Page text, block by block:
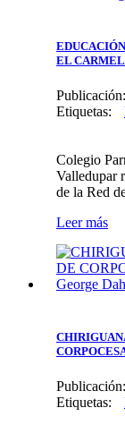
EL
Publicación:
Etiquetas:
Colegio
Valledupar
de la Red
Leer más
Publicación:
Etiquetas: